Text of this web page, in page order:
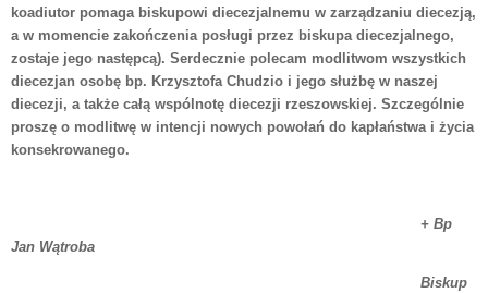
koadiutor pomaga biskupowi diecezjalnemu w zarządzaniu diecezją,
a w momencie zakończenia posługi przez biskupa diecezjalnego,
zostaje jego następcą). Serdecznie polecam modlitwom wszystkich
diecezjan osobę bp. Krzysztofa Chudzio i jego służbę w naszej
diecezji, a także całą wspólnotę diecezji rzeszowskiej. Szczególnie
proszę o modlitwę w intencji nowych powołań do kapłaństwa i życia
konsekrowanego.
+ Bp
Jan Wątroba
Biskup